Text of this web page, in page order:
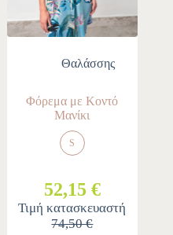
Θαλάσσης
Φόρεμα με Κοντό
Μανίκι
S
52,15 €
Τιμή κατασκευαστή
74,50 €